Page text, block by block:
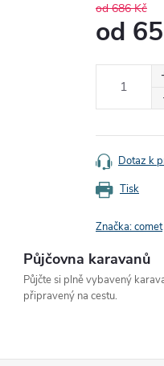
od 686 Kč
od
Tisk
Dotaz k
Značka:comet
Půjčovna karavanů
Půjčte si plně vybavený
připravený na cestu.